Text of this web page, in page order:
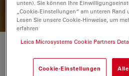
ALLE VERWANDTEN
Bewerten und Sortieren
unten). Sie können Ihre
„Cookie-Einstellungen“ am unteren Rand
Lesen Sie unsere Cookie-Hinweise, um
erfahren
Leica Microsystems Cookie Partners
Cookie-Einstellungen